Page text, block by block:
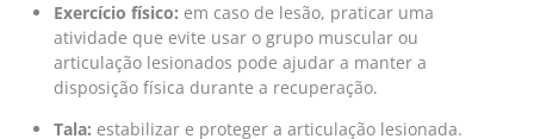
Exercício físico: em caso de lesão, praticar uma
atividade que evite usar o grupo muscular ou
articulação lesionados pode ajudar a manter a
disposição física durante a recuperação.
Tala: estabilizar e proteger a articulação lesionada.